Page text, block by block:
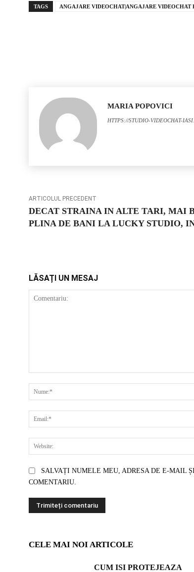
TAGS ANGAJARE VIDEOCHAT|ANGAJARE
MARIA POPOVICI
HTTPS://STUDIO-VIDEOCHAT-
ARTICOLUL PRECEDENT
DECAT STRAINA IN ALTE TARI, MAI
PLINA DE BANI LA LUCKY STUDIO,
LĂSAȚI UN MESAJ
SALVAȚI NUMELE MEU, ADRESA DE E-MAIL
COMENTARIU.
CELE MAI NOI ARTICOLE
CUM ISI PROTEJEAZA